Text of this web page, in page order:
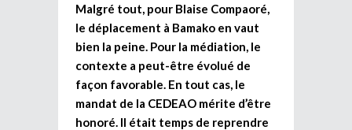
Malgré tout, pour Blaise Compaoré,
le déplacement à Bamako en vaut
bien la peine. Pour la médiation, le
contexte a peut-être évolué de
façon favorable. En tout cas, le
mandat de la CEDEAO mérite d’être
honoré. Il était temps de reprendre